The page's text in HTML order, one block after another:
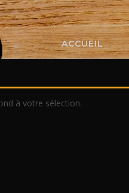
ACCUEIL
à votre sélection.